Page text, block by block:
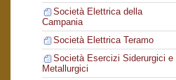
Società Elettrica della
Campania
Società Elettrica Teramo
Società Esercizi Siderurgici e
Metallurgici